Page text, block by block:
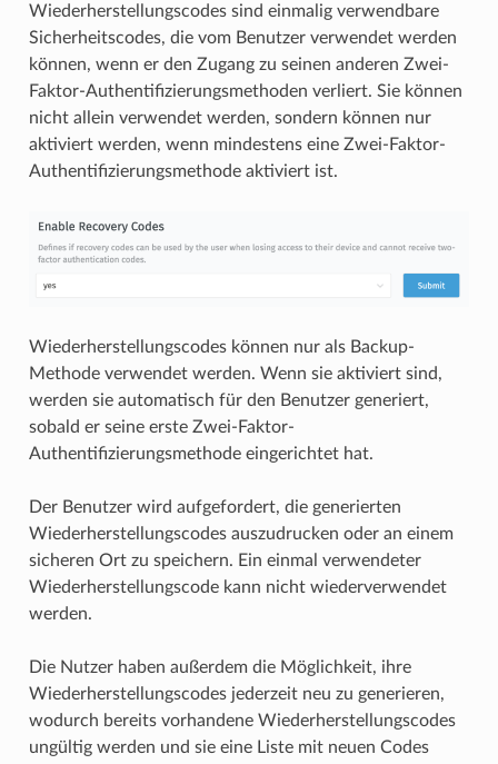
Wiederherstellungscodes sind einmalig verwendbare
Sicherheitscodes, die vom Benutzer verwendet werden
können, wenn er den Zugang zu seinen anderen Zwei-
Faktor-Authentifizierungsmethoden verliert. Sie können
nicht allein verwendet werden, sondern können nur
aktiviert werden, wenn mindestens eine Zwei-Faktor-
Authentifizierungsmethode aktiviert ist.
Wiederherstellungscodes können nur als Backup-
Methode verwendet werden. Wenn sie aktiviert sind,
werden sie automatisch für den Benutzer generiert,
sobald er seine erste Zwei-Faktor-
Authentifizierungsmethode eingerichtet hat.
Der Benutzer wird aufgefordert, die generierten
Wiederherstellungscodes auszudrucken oder an einem
sicheren Ort zu speichern. Ein einmal verwendeter
Wiederherstellungscode kann nicht wiederverwendet
werden.
Die Nutzer haben außerdem die Möglichkeit, ihre
Wiederherstellungscodes jederzeit neu zu generieren,
wodurch bereits vorhandene Wiederherstellungscodes
ungültig werden und sie eine Liste mit neuen Codes